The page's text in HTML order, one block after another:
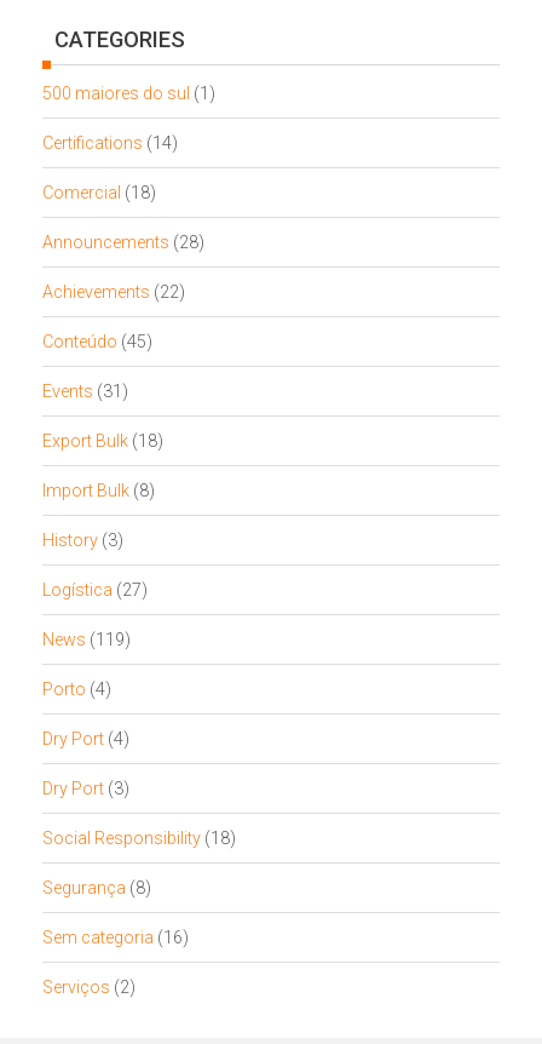
CATEGORIES
500 maiores do sul (1)
Certifications (14)
Comercial (18)
Announcements (28)
Achievements (22)
Conteúdo (45)
Events (31)
Export Bulk (18)
Import Bulk (8)
History (3)
Logística (27)
News (119)
Porto (4)
Dry Port (4)
Dry Port (3)
Social Responsibility (18)
Segurança (8)
Sem categoria (16)
Serviços (2)